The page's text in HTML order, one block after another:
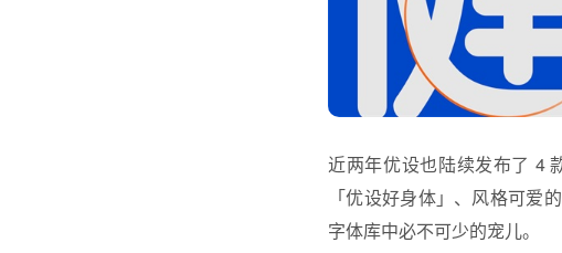
近两年优设也陆续发布了 4
「优设好身体」、风格可爱
字体库中必不可少的宠儿。